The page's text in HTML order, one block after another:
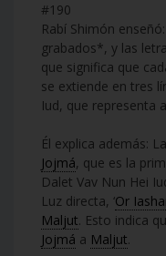
#190
Rabí Shimón
grabados*, y las
que significa que
se extiende en tres
Iud, que representa a
Él explica además:
Jojmá, que es la
Dalet Vav Nun Hei
Luz directa, ‘Or
Maljut. Esto indica
Jojmá a Maljut.